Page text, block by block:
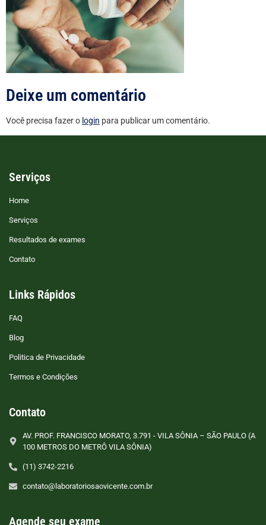
Deixe um comentário
Você precisa fazer o login para publicar um comentário.
Serviços
Home
Serviços
Resultados de exames
Contato
Links Rápidos
FAQ
Blog
Politica de Privacidade
Termos e Condições
Contato
AV. PROF. FRANCISCO MORATO, 3.791 - VILA SÔNIA – SÃO PAULO (A
100 METROS DO METRÔ VILA SÔNIA)
(11) 3742-2216
contato@laboratoriosaovicente.com.br
Agende seu exame